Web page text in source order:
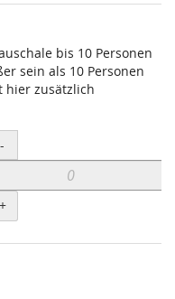
bis 10 Personen
sein als 10 Personen
hier zusätzlich
-
+